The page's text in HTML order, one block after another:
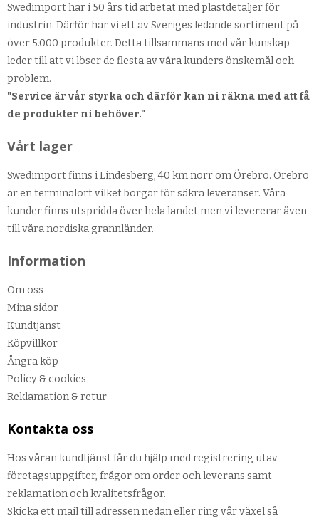
Swedimport har i 50 års tid arbetat med plastdetaljer för
industrin. Därför har vi ett av Sveriges ledande sortiment på
över 5.000 produkter. Detta tillsammans med vår kunskap
leder till att vi löser de flesta av våra kunders önskemål och
problem.
"Service är vår styrka och därför kan ni räkna med att få
de produkter ni behöver."
Vårt lager
Swedimport finns i Lindesberg, 40 km norr om Örebro. Örebro
är en terminalort vilket borgar för säkra leveranser. Våra
kunder finns utspridda över hela landet men vi levererar även
till våra nordiska grannländer.
Information
Om oss
Mina sidor
Kundtjänst
Köpvillkor
Ångra köp
Policy & cookies
Reklamation & retur
Kontakta oss
Hos våran kundtjänst får du hjälp med registrering utav
företagsuppgifter, frågor om order och leverans samt
reklamation och kvalitetsfrågor.
Skicka ett mail till adressen nedan eller ring vår växel så